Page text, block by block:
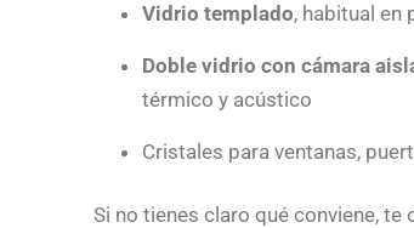
Vidrio templado, habitual en
Doble vidrio con cámara
térmico y acústico
Cristales para ventanas,
Si no tienes claro qué conviene,